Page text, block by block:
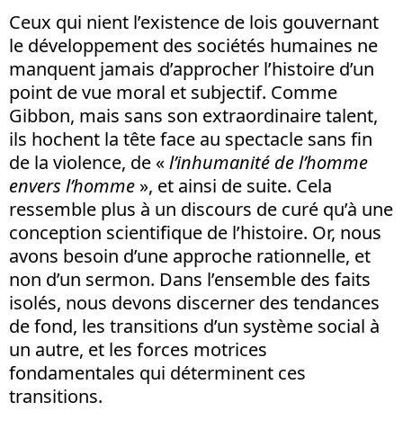
Ceux qui nient l’existence de lois gouvernant
le développement des sociétés humaines ne
manquent jamais d’approcher l’histoire d’un
point de vue moral et subjectif. Comme
Gibbon, mais sans son extraordinaire talent,
ils hochent la tête face au spectacle sans fin
de la violence, de «l’inhumanité de l’homme
envers l’homme », et ainsi de suite. Cela
ressemble plus à un discours de curé qu’à une
conception scientifique de l’histoire. Or, nous
avons besoin d’une approche rationnelle, et
non d’un sermon. Dans l’ensemble des faits
isolés, nous devons discerner des tendances
de fond, les transitions d’un système social à
un autre, et les forces motrices
fondamentales qui déterminent ces
transitions.